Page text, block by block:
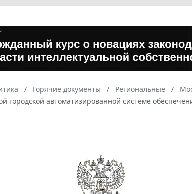
Горячие документы Региональные
городской автоматизированной системе